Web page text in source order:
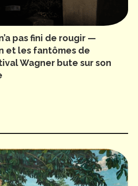
pas fini de rougir —
et les fantômes de
Wagner bute sur son